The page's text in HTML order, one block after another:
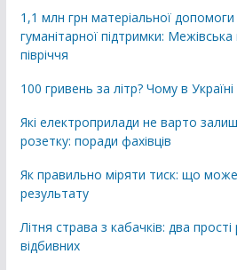
1,1 млн грн матеріальної
гуманітарної підтримки:
півріччя
100 гривень за літр? Чому в
Які електроприлади не варто
розетку: поради фахівців
Як правильно міряти тиск: що
результату
Літня страва з кабачків: два
відбивних